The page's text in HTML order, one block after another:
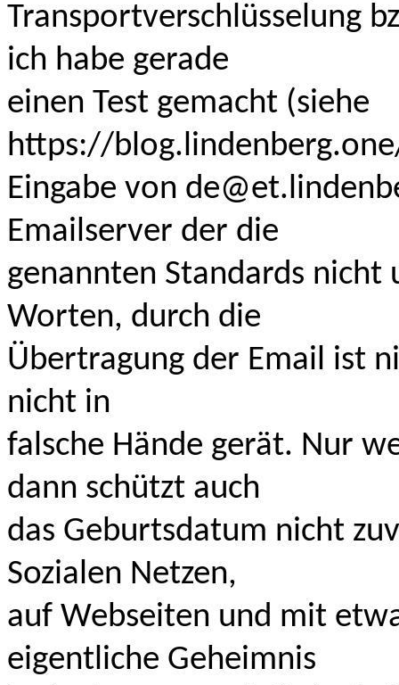
Transportverschlüsselung
ich habe gerade
einen Test gemacht (siehe
https://
Eingabe von
Emailserver der die
genannten Standards
Worten, durch die
Übertragung der Email ist
nicht in
falsche Hände gerät. Nur
dann schützt auch
das Geburtsdatum nicht
Sozialen Netzen,
auf Webseiten und mit
eigentliche Geheimnis